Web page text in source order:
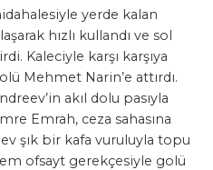
yerde kalan
hızlı kullandı ve sol
Kaleciyle karşı karşıya
Mehmet Narin’e attırdı.
akıl dolu pasıyla
Emrah, ceza sahasına
şık bir kafa vuruluyla topu
ofsayt gerekçesiyle golü